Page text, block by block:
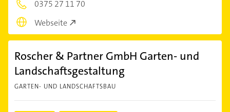
0375 27 11 70
Webseite
Roscher & Partner GmbH Garten- und
Landschaftsgestaltung
GARTEN- UND LANDSCHAFTSBAU